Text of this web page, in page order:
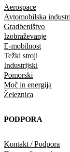
Aerospace
Avtomobilska
Gradbeništvo
Izobraževanje
E-mobilnost
Težki stroji
Industrijski
Pomorski
Moč in energija
Železnica
PODPORA
Kontakt / Podpora